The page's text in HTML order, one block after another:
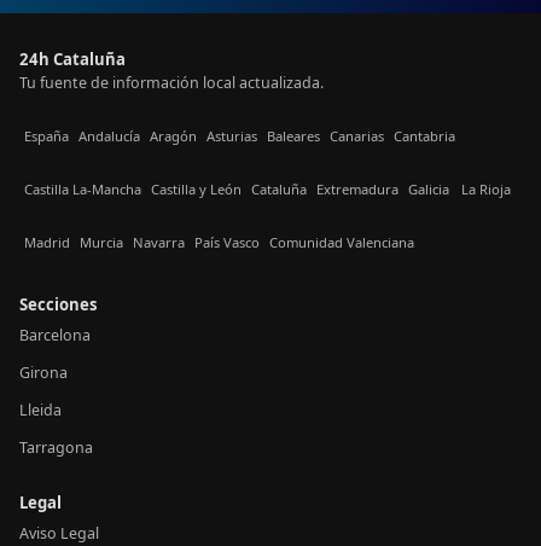
24h Cataluña
Tu fuente de información local actualizada.
España Andalucía Aragón Asturias Baleares Canarias Cantabria
Castilla La-Mancha Castilla y León Cataluña Extremadura Galicia La Rioja
Madrid Murcia Navarra País Vasco Comunidad Valenciana
Secciones
Barcelona
Girona
Lleida
Tarragona
Legal
Aviso Legal